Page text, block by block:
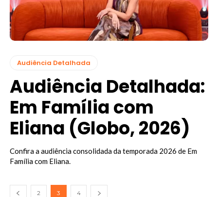
Audiência Detalhada
Audiência Detalhada:
Em Família com
Eliana (Globo, 2026)
Confira a audiência consolidada da temporada 2026 de Em
Família com Eliana.
2 3 4